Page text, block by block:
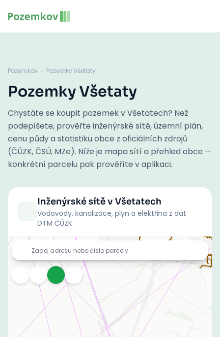
Pozemkov › Pozemky Všetaty
Pozemky Všetaty
Chystáte se koupit pozemek v Všetatech? Než
podepíšete, prověřte inženýrské sítě, územní plán,
cenu půdy a statistiku obce z oficiálních zdrojů
(ČÚZK, ČSÚ, MZe). Níže je mapa sítí a přehled obce —
konkrétní parcelu pak prověříte v aplikaci.
Inženýrské sítěv Všetatech
Vodovody, kanalizace, plyn a elektřina z dat
DTM ČÚZK.